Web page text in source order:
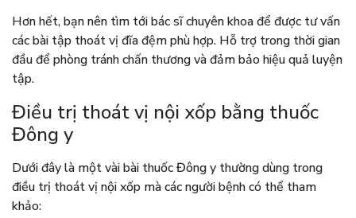
Hơn hết, bạn nên tìm tới bác sĩ chuyên khoa để được tư vấn
các bài tập thoát vị đĩa đệm phù hợp. Hỗ trợ trong thời gian
đầu để phòng tránh chấn thương và đảm bảo hiệu quả luyện
tập.
Điều trị thoát vị nội xốp bằng thuốc
Đông y
Dưới đây là một vài bài thuốc Đông y thường dùng trong
điều trị thoát vị nội xốp mà các người bệnh có thể tham
khảo: